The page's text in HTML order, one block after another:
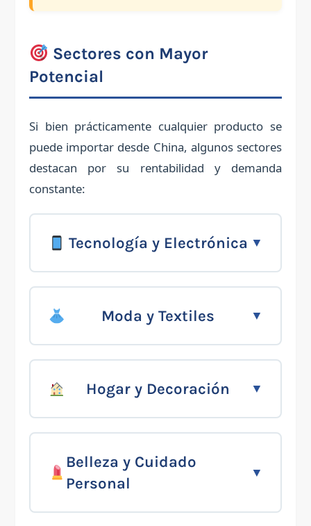
Sectores con Mayor
Potencial
Si bien prácticamente cualquier producto se
puede importar desde China, algunos sectores
destacan por su rentabilidad y demanda
constante:
Tecnología y Electrónica
Moda y Textiles
Hogar y Decoración
Belleza y Cuidado
Personal